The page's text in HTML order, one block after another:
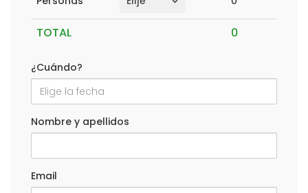
TOTAL
¿Cuándo?
Nombre y apellidos
Email